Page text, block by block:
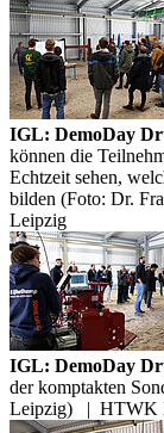
IGL: DemoDay
können die
Echtzeit sehen,
bilden (Foto: Dr.
Leipzig
IGL: DemoDay
der komptakten
Leipzig) | HTWK